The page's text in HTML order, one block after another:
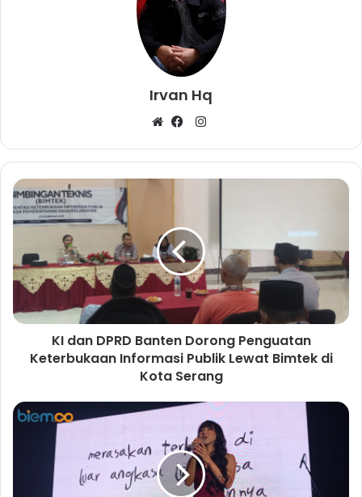
Irvan Hq
e
b
t
e
a
c
o
o
k
I
s
t
m
KI dan DPRD Banten Dorong Penguatan
Keterbukaan Informasi Publik Lewat Bimtek di
Kota Serang